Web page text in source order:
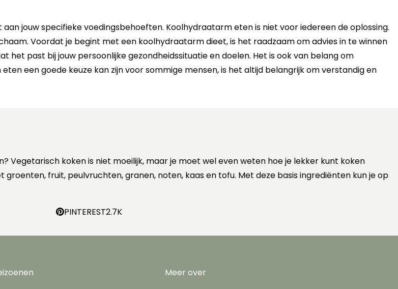
jouw specifieke voedingsbehoeften. Koolhydraatarm eten is niet voor iedereen de oplossing.
Voordat je begint met een koolhydraatarm dieet, is het raadzaam om advies in te winnen
past bij jouw persoonlijke gezondheidssituatie en doelen. Het is ook van belang om
een goede keuze kan zijn voor sommige mensen, is het altijd belangrijk om verstandig en
Vegetarisch koken is niet moeilijk, maar je moet wel even weten hoe je lekker kunt koken
fruit, peulvruchten, granen, noten, kaas en tofu. Met deze basis ingrediënten kun je op
PINTEREST2.7K
Meer over